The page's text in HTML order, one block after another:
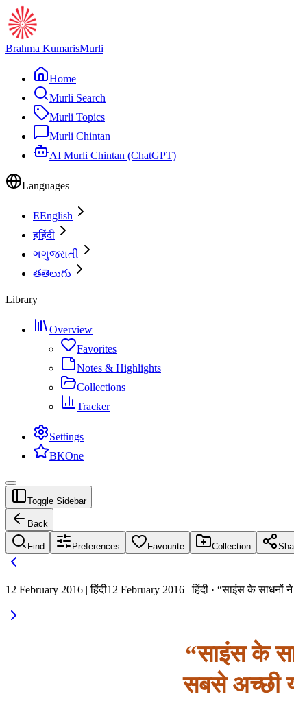
Brahma KumarisMurli
Home
Murli Search
Murli Topics
Murli Chintan
AI Murli Chintan (ChatGPT)
Languages
EEnglish
हहिंदी
ગગુજરાતી
తతెలుగు
Library
Overview
Favorites
Notes & Highlights
Collections
Tracker
Settings
BKOne
Toggle Sidebar
Back
Find Preferences Favourite Collection
12 February 2016 | हिंदी12 February 2016 | हिंदी · “साइंस के साधनों
“साइंस के
सबसे अच्छी